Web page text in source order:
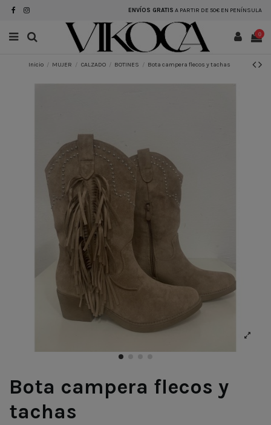
ENVÍOS GRATIS A PARTIR DE 50€ EN PENÍNSULA
0
Inicio MUJER CALZADO BOTINES Bota campera flecos y tachas
Bota campera flecos y
tachas